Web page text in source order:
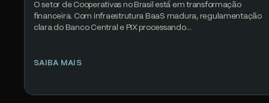
O setor de Cooperativas no Brasil está em transformação
financeira. Com infraestrutura BaaS madura, regulamentação
clara do Banco Central e PIX processando…
SAIBA MAIS